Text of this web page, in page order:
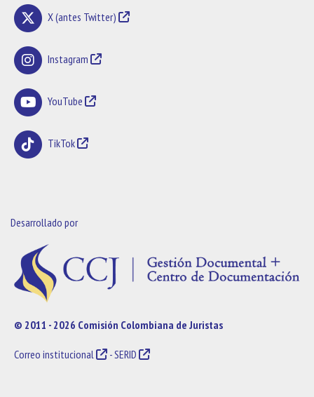
X (antes Twitter)
Instagram
YouTube
TikTok
Desarrollado por
© 2011 - 2026 Comisión Colombiana de Juristas
Correo institucional -SERID